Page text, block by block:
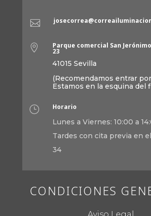

 Parque comercial San
23
41015 Sevilla
(Recomendamos entrar
Estamos en la esquina del
} Horario
Lunes a Viernes: 10:00 a
Tardes con cita previa en
34
CONDICIONES
Aviso Legal